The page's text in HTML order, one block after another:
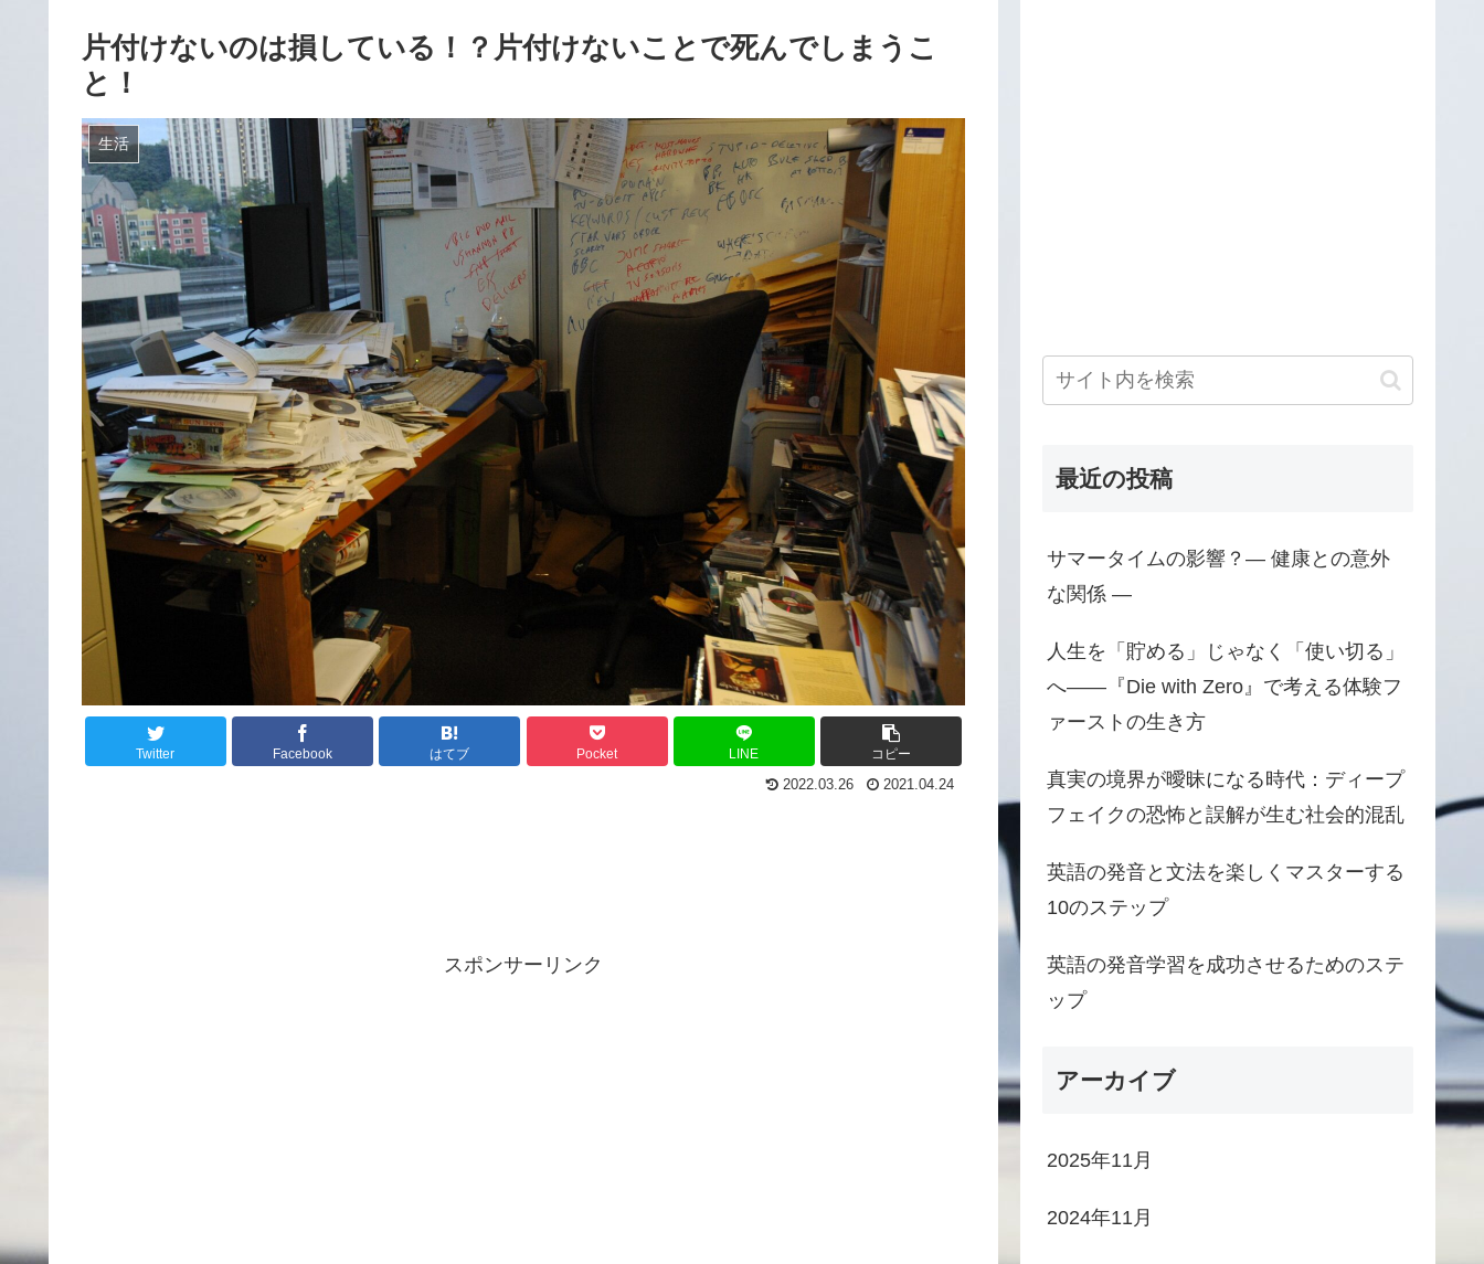
片付けないのは損している！？片付けないことで死んでしまうこ
と！
生活
Twitter Facebook はてブ Pocket LINE コピー
2022.03.26 2021.04.24
スポンサーリンク
最近の投稿
サマータイムの影響？― 健康との意外
な関係 ―
人生を「貯める」じゃなく「使い切る」
へ――『Die with Zero』で考える体験フ
ァーストの生き方
真実の境界が曖昧になる時代：ディープ
フェイクの恐怖と誤解が生む社会的混乱
英語の発音と文法を楽しくマスターする
10のステップ
英語の発音学習を成功させるためのステ
ップ
アーカイブ
2025年11月
2024年11月